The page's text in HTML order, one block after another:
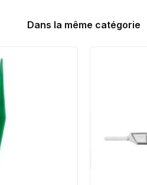
Dans la même catégorie